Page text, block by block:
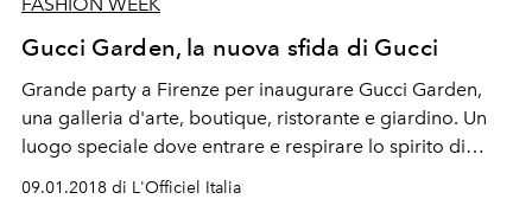
Gucci Garden, la nuova sfida di Gucci
Grande party a Firenze per inaugurare Gucci Garden,
una galleria d'arte, boutique, ristorante e giardino. Un
luogo speciale dove entrare e respirare lo spirito di
Gucci by Alessandro Michele e non solo.
09.01.2018 di L'Officiel Italia